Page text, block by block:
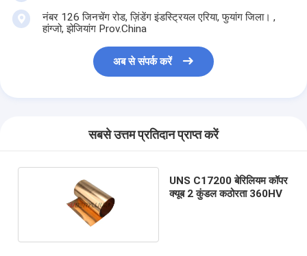
नंबर 126 जिनचेंग रोड, ज़िंडेंग इंडस्ट्रियल एरिया, फुयांग जिला। ,
हांग्जो, झेजियांग Prov.China
अब से संपर्क करें
सबसे उत्तम प्रतिदान प्राप्त करें
UNS C17200 बेरिलियम कॉपर
क्यूब 2 कुंडल कठोरता 360HV